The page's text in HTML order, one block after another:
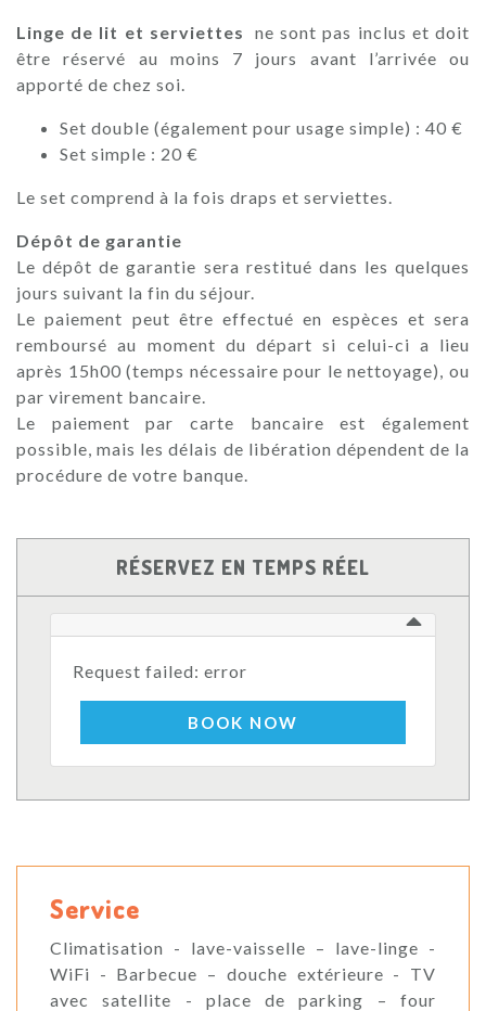
Linge de lit et serviettes
ne sont pas inclus et doit
être réservé au moins 7 jours avant l’arrivée ou
apporté de chez soi.
Set double (également pour usage simple) : 40 €
Set simple : 20 €
Le set comprend à la fois draps et serviettes.
Dépôt de garantie
Le dépôt de garantie sera restitué dans les quelques
jours suivant la fin du séjour.
Le paiement peut être effectué en espèces et sera
remboursé au moment du départ si celui-ci a lieu
après 15h00 (temps nécessaire pour le nettoyage), ou
par virement bancaire.
Le paiement par carte bancaire est également
possible, mais les délais de libération dépendent de la
procédure de votre banque.
RÉSERVEZ EN TEMPS RÉEL
Request failed: error
BOOK NOW
Service
Climatisation - lave-vaisselle – lave-linge -
WiFi - Barbecue – douche extérieure - TV
avec satellite - place de parking – four